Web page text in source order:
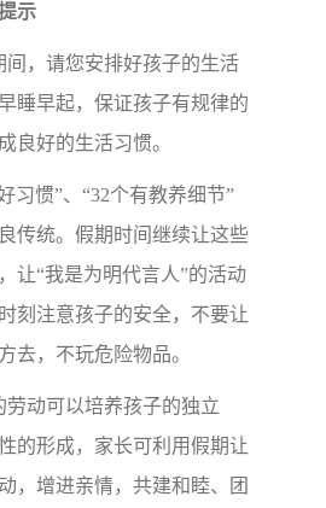
示
，请您安排好孩子的生活
睡早起，保证孩子有规律的
良好的生活习惯。
习惯”、“32个有教养细节”
传统。假期时间继续让这些
让“我是为明代言人”的活动
刻注意孩子的安全，不要让
去，不玩危险物品。
动可以培养孩子的独立
的形成，家长可利用假期让
，增进亲情，共建和睦、团